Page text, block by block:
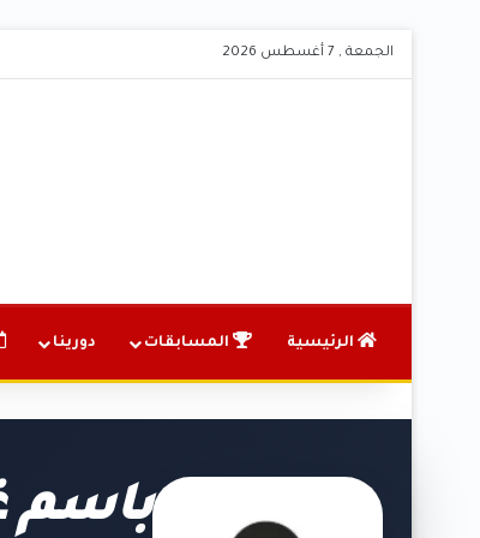
الجمعة , 7 أغسطس 2026
الرئيسية المسابقات دورينا
باسم